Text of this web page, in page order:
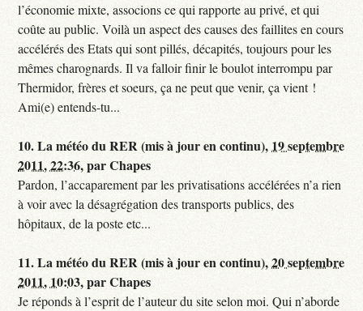
l’économie mixte, associons ce qui rapporte au privé, et qui
coûte au public. Voilà un aspect des causes des faillites en cours
accélérés des Etats qui sont pillés, décapités, toujours pour les
mêmes charognards. Il va falloir finir le boulot interrompu par
Thermidor, frères et soeurs, ça ne peut que venir, ça vient !
Ami(e) entends-tu...
10.La météo du RER (mis à jour en continu), 19 septembre
2011, 22:36,parChapes
Pardon, l’accaparement par les privatisations accélérées n’a rien
à voir avec la désagrégation des transports publics, des
hôpitaux, de la poste etc...
11.La météo du RER (mis à jour en continu),20 septembre
2011, 10:03,parChapes
Je réponds à l’esprit de l’auteur du site selon moi. Qui n’aborde